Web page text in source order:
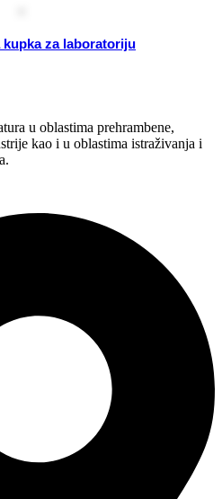
kupka za laboratoriju
u oblastima prehrambene,
kao i u oblastima istraživanja i